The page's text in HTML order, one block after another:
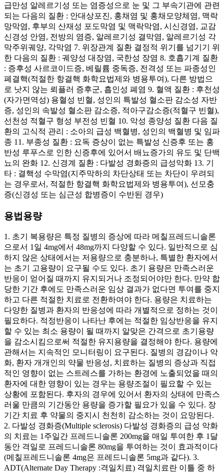
급만성 알레르기성 또는 염증성으로 눈 및 그 부속기관에 관련
되는 다음의 질환 : 안대상포진, 홍채염 및 홍채모양체염, 맥락
망막염, 후부의 산재성 포도막염 및 맥락막염, 시신경염, 교감
신경성 안염, 전방의 염증, 알레르기성 결막염, 알레르기성 각
막주위궤양, 각막염 7. 위장관계 질환 결정적 위기를 넘기기 위
한 다음의 질환 : 궤양성 대장염, 국한성 장염 8. 호흡기계 질환
: 증후성 사르코이드증, 베릴륨 중독증, 전격성 또는 파종성인
폐결핵(적절한 항결핵 화학요법제와 병용투여), 다른 방법으
로 낫지 않는 뢰플러 증후군, 흡인성 폐염 9. 혈액 질환 : 후천성
(자가면역성) 용혈성 빈혈, 성인의 특발성 혈소판 감소성 자반
증, 성인의 속발성 혈소판 감소증, 적아구감소증(적혈구 빈혈),
선천성 적혈구 형성 부전성 빈혈 10. 악성 종양성 질환 다음 질
환의 고식적 관리 : 소아의 급성 백혈병, 성인의 백혈병 및 임파
종 11. 부종성 질환 : 요독 증상이 없는 특발성 신증후 또는 홍
반성 루푸스로 인한 신증후에 있어서 배뇨증가의 유도 및 단백
뇨의 완화 12. 신경계 질환 : 다발성 경화증의 급성악화 13. 기
타 : 결핵성 수막염(지주막하의 차단상태 또는 차단이 우려되
는 경우로서, 적절한 항결핵 화학요법제와 병용투여), 선모충
증(신경성 또는 심근성 합병증이 수반된 경우)
용법용량
1. 초기 복용량은 특정 질병의 증상에 따라 메칠프레드니솔론
으로서 1일 4mg에서 48mg까지 다양할 수 있다. 일반적으로 심
하지 않은 상태에서는 저용량으로 충분하나, 특별한 환자에서
는 초기 고용량이 요구될 수도 있다. 초기 용량은 만족스러운
반응이 얻어질 때까지 유지되거나 조정되어야만 한다. 만약 합
당한 기간 후에도 만족스러운 임상 결과가 없다면 투여를 중지
하고 다른 적절한 치료로 전환하여야 한다. 용량은 치료하는
다양한 질병과 환자의 반응성에 따라 개별적으로 정하는 것이
필요하다. 적정반응이 나타난 후에는 적절한 임상반응을 유지
할 수 있는 최소 용량이 될 때까지 알맞은 간격으로 초기용량
을 감소시킴으로써 적절한 유지용량을 결정해야 한다. 용량에
관해서는 지속적인 모니터링이 요구된다. 질병의 경감이나 악
화, 환자 개개인의 약물 반응성, 치료하는 질병의 증상과 직접
적인 영향이 없는 스트레스를 가하는 환경에 노출되었을 때의
환자에 대한 영향이 있는 경우는 용량조절이 필요할 수 있는
상황에 포함된다. 후자의 경우에 있어서 환자의 상태에 만족스
러울 만큼의 기간동안 용량을 증가할 필요가 있을 수 있다. 장
기간 치료 후 약물의 중지시 천천히 감소하는 것이 요망된다.
2. 다발성 경화증(Multiple sclerosis) 다발성 경화증의 급성 악화
의 치료는 1주일간 프레드니솔론 200mg을 매일 투여한 후 1달
동안 격일로 프레드니솔론 80mg을 투여하는 것이 효과적이다
(메칠프레드니솔론 4mg은 프레드니솔론 5mg과 같다). 3.
ADT(Alternate Day Therapy :격일치료) 격일치료란 이틀 중 하